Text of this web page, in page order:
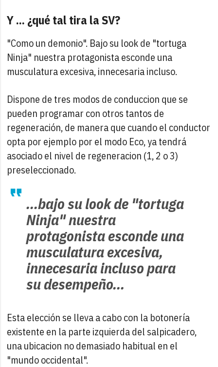
Y ... ¿qué tal tira la SV?
"Como un demonio". Bajo su look de "tortuga
Ninja" nuestra protagonista esconde una
musculatura excesiva, innecesaria incluso.
Dispone de tres modos de conduccion que se
pueden programar con otros tantos de
regeneración, de manera que cuando el conductor
opta por ejemplo por el modo Eco, ya tendrá
asociado el nivel de regeneracion (1, 2 o 3)
preseleccionado.
...bajo su look de "tortuga
Ninja" nuestra
protagonista esconde una
musculatura excesiva,
innecesaria incluso para
su desempeño...
Esta elección se lleva a cabo con la botonería
existente en la parte izquierda del salpicadero,
una ubicacion no demasiado habitual en el
"mundo occidental".